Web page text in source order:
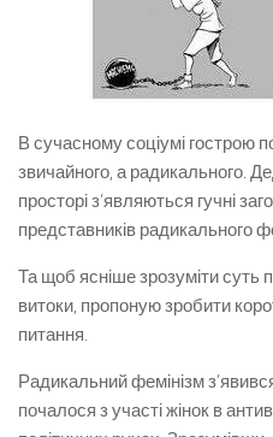
В сучасному соціумі гострою
звичайного, а радикального.
просторі з’являються гучні
представників радикального
Та щоб ясніше зрозуміти суть
витоки, пропоную зробити
питання.
Радикальний фемінізм
почалося з участі жінок в